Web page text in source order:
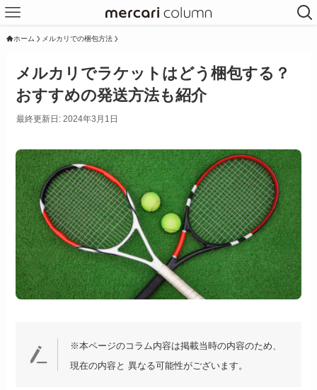
ホーム メルカリでの梱包方法
メルカリでラケットはどう梱包する？
おすすめの発送方法も紹介
最終更新日: 2024年3月1日
※本ページのコラム内容は掲載当時の内容のため、
現在の内容と 異なる可能性がございます。